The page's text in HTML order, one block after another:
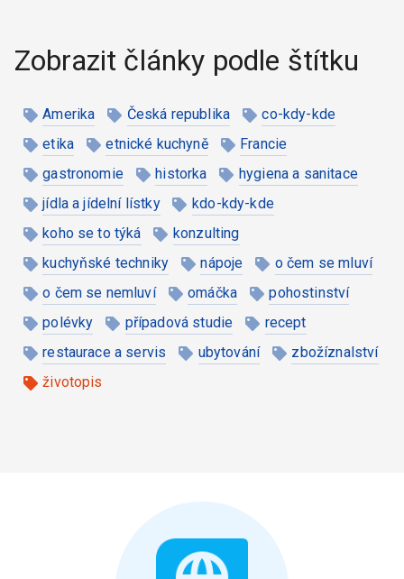
Zobrazit články podle štítku
Amerika Česká republika
co-kdy-kde
etika
etnické kuchyně
Francie
gastronomie
historka
hygiena a sanitace
jídla a jídelní lístky
kdo-kdy-kde
koho se to týká
konzulting
kuchyňské techniky
nápoje
o čem se mluví
o čem se nemluví
omáčka
pohostinství
polévky
případová studie
recept
restaurace a servis
ubytování
zbožíznalství
životopis